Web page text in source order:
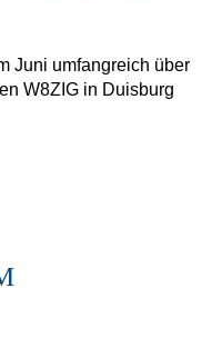
Juni umfangreich über
W8ZIG in Duisburg